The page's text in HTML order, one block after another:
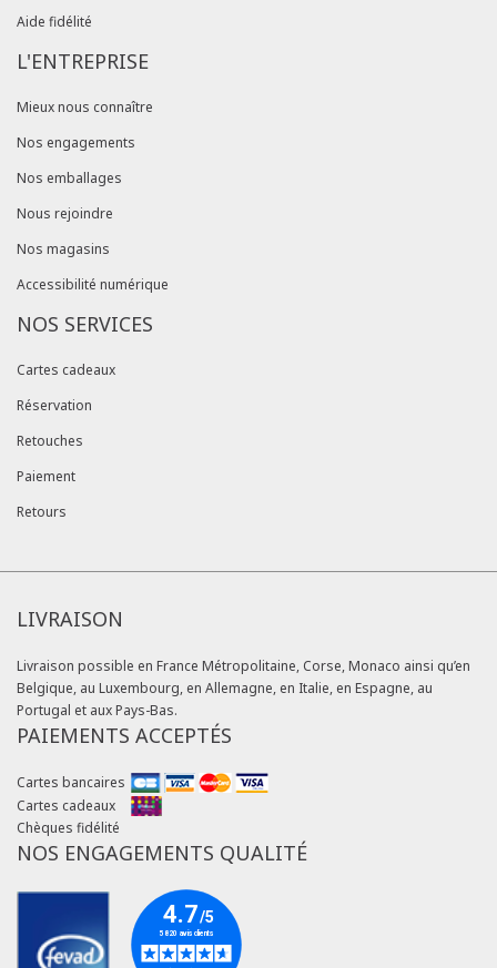
Aide fidélité
L'ENTREPRISE
Mieux nous connaître
Nos engagements
Nos emballages
Nous rejoindre
Nos magasins
Accessibilité numérique
NOS SERVICES
Cartes cadeaux
Réservation
Retouches
Paiement
Retours
LIVRAISON
Livraison possible en France Métropolitaine, Corse, Monaco ainsi qu’en
Belgique, au Luxembourg, en Allemagne, en Italie, en Espagne, au
Portugal et aux Pays-Bas.
PAIEMENTS ACCEPTÉS
Cartes bancaires
Cartes cadeaux
Chèques fidélité
NOS ENGAGEMENTS QUALITÉ